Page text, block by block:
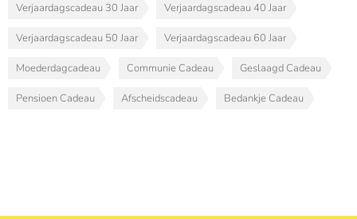
Verjaardagscadeau 30 Jaar Verjaardagscadeau 40 Jaar
Verjaardagscadeau 50 Jaar Verjaardagscadeau 60 Jaar
Moederdagcadeau Communie Cadeau Geslaagd Cadeau
Pensioen Cadeau Afscheidscadeau Bedankje Cadeau